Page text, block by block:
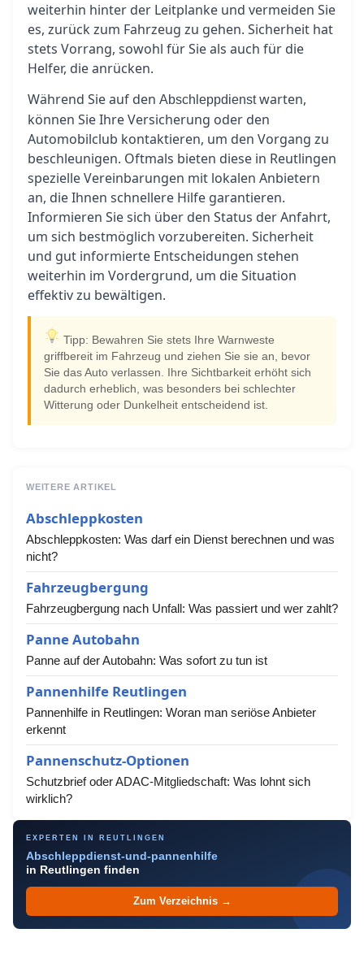
weiterhin hinter der Leitplanke und vermeiden Sie
es, zurück zum Fahrzeug zu gehen. Sicherheit hat
stets Vorrang, sowohl für Sie als auch für die
Helfer, die anrücken.
Während Sie auf den Abschleppdienstwarten,
können Sie Ihre Versicherung oder den
Automobilclub kontaktieren, um den Vorgang zu
beschleunigen. Oftmals bieten diese in Reutlingen
spezielle Vereinbarungen mit lokalen Anbietern
an, die Ihnen schnellere Hilfe garantieren.
Informieren Sie sich über den Status der Anfahrt,
um sich bestmöglich vorzubereiten. Sicherheit
und gut informierte Entscheidungen stehen
weiterhin im Vordergrund, um die Situation
effektiv zu bewältigen.
Tipp: Bewahren Sie stets Ihre Warnweste
griffbereit im Fahrzeug und ziehen Sie sie an, bevor
Sie das Auto verlassen. Ihre Sichtbarkeit erhöht sich
dadurch erheblich, was besonders bei schlechter
Witterung oder Dunkelheit entscheidend ist.
WEITERE ARTIKEL
Abschleppkosten
Abschleppkosten: Was darf ein Dienst berechnen und was
nicht?
Fahrzeugbergung
Fahrzeugbergung nach Unfall: Was passiert und wer zahlt?
Panne Autobahn
Panne auf der Autobahn: Was sofort zu tun ist
Pannenhilfe Reutlingen
Pannenhilfe in Reutlingen: Woran man seriöse Anbieter
erkennt
Pannenschutz-Optionen
Schutzbrief oder ADAC-Mitgliedschaft: Was lohnt sich
wirklich?
EXPERTEN IN REUTLINGEN
Abschleppdienst-und-pannenhilfe
in Reutlingen finden
Zum Verzeichnis →